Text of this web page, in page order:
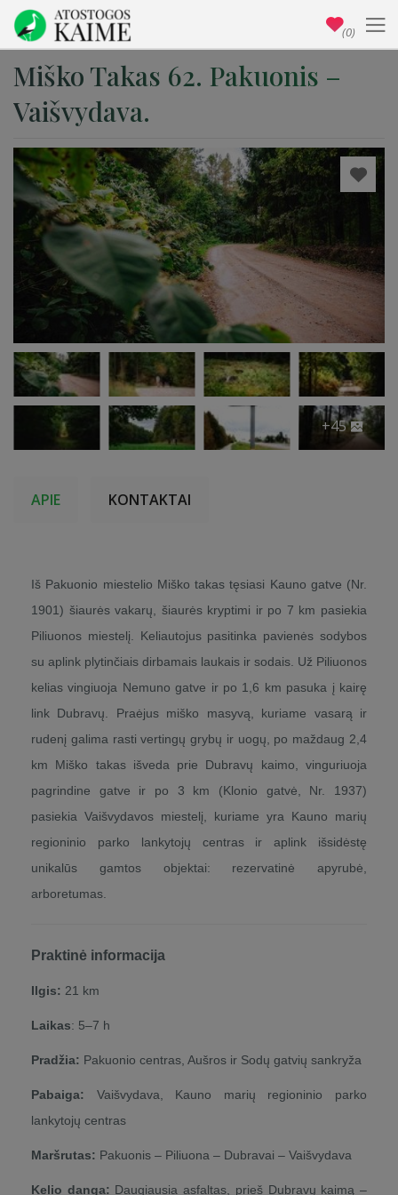
Miško Takas 62. Pakuonis –
Vaišvydava.
+45
APIE KONTAKTAI
Iš Pakuonio miestelio Miško takas tęsiasi Kauno gatve (Nr.
1901) šiaurės vakarų, šiaurės kryptimi ir po 7 km pasiekia
Piliuonos miestelį. Keliautojus pasitinka pavienės sodybos
su aplink plytinčiais dirbamais laukais ir sodais. Už Piliuonos
kelias vingiuoja Nemuno gatve ir po 1,6 km pasuka į kairę
link Dubravų. Praėjus miško masyvą, kuriame vasarą ir
rudenį galima rasti vertingų grybų ir uogų, po maždaug 2,4
km Miško takas išveda prie Dubravų kaimo, vinguriuoja
pagrindine gatve ir po 3 km (Klonio gatvė, Nr. 1937)
pasiekia Vaišvydavos miestelį, kuriame yra Kauno marių
regioninio parko lankytojų centras ir aplink išsidėstę
unikalūs gamtos objektai: rezervatinė apyrubė,
arboretumas.
Praktinė informacija
Ilgis: 21 km
Laikas: 5–7 h
Pradžia: Pakuonio centras, Aušros ir Sodų gatvių sankryža
Pabaiga: Vaišvydava, Kauno marių regioninio parko
lankytojų centras
Maršrutas: Pakuonis – Piliuona – Dubravai – Vaišvydava
Kelio danga: Daugiausia asfaltas, prieš Dubravų kaimą –
(0)